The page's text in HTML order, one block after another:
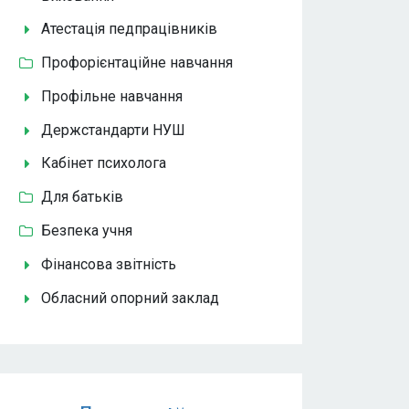
Атестація педпрацівників
Профорієнтаційне навчання
Профільне навчання
Держстандарти НУШ
Кабінет психолога
Для батьків
Безпека учня
Фінансова звітність
Обласний опорний заклад